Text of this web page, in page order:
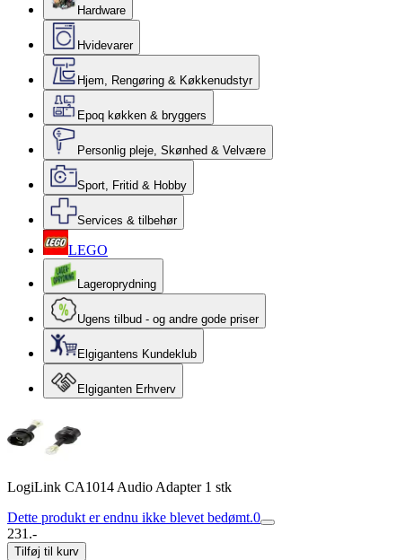
Hardware
Hvidevarer
Hjem, Rengøring & Køkkenudstyr
Epoq køkken & bryggers
Personlig pleje, Skønhed & Velvære
Sport, Fritid & Hobby
Services & tilbehør
LEGO
Lageroprydning
Ugens tilbud - og andre gode priser
Elgigantens Kundeklub
Elgiganten Erhverv
LogiLink CA1014 Audio Adapter 1 stk
Dette produkt er endnu ikke blevet bedømt.0
231.-
Tilføj til kurv